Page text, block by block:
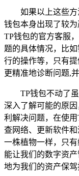
如果以上这些
钱包本身出现了较
TP钱包的官方客服
题的具体情况，比
行的操作等，只有
更精准地诊断问题,
TP钱包不动了
深入了解可能的原
利解决问题，在使
查网络、更新软件
一株植物一样，只
能让我们的数字资
地为我们的资产保驾